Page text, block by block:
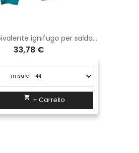
Pantalone bivalente ignifugo per saldatura
33,78 €
 + Carrello